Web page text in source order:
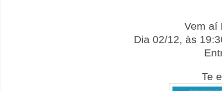
Vem aí
Dia 02/12, às
Te